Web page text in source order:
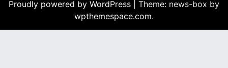
Proudly powered by WordPress
Theme: news-box by
wpthemespace.com.